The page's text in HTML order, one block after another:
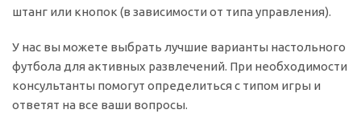
штанг или кнопок (в зависимости от типа управления).
У нас вы можете выбрать лучшие варианты настольного
футбола для активных развлечений. При необходимости
консультанты помогут определиться с типом игры и
ответят на все ваши вопросы.